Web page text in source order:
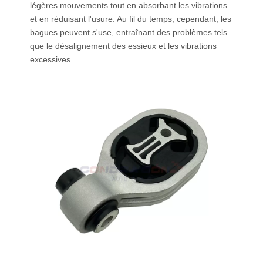
légères mouvements tout en absorbant les vibrations
et en réduisant l'usure. Au fil du temps, cependant, les
bagues peuvent s'use, entraînant des problèmes tels
que le désalignement des essieux et les vibrations
excessives.